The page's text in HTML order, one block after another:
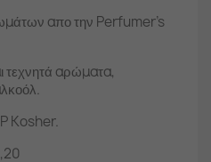
απο την Perfumer's
τεχνητά αρώματα,
Kosher.